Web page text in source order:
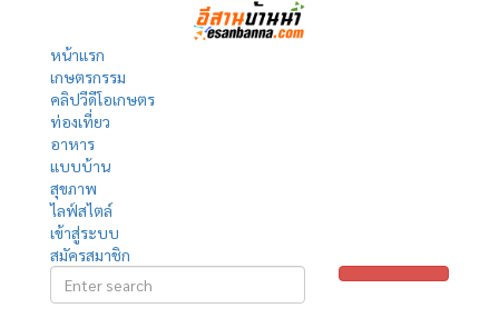
หน้าแรก
เกษตรกรรม
คลิปวีดีโอเกษตร
ท่องเที่ยว
อาหาร
แบบบ้าน
สุขภาพ
ไลฟ์สไตล์
เข้าสู่ระบบ
สมัครสมาชิก